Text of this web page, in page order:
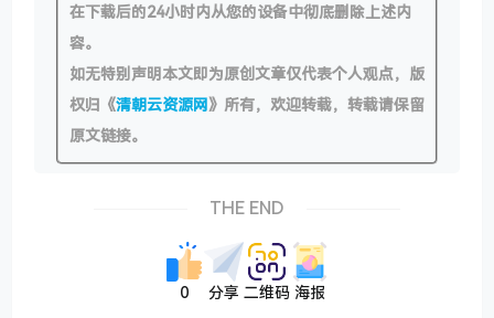
在下载后的24小时内从您的设备中彻底删除上述内
容。
如无特别声明本文即为原创文章仅代表个人观点，版
权归《清朝云资源网》所有，欢迎转载，转载请保留
原文链接。
THE END
0 分享 二维码 海报